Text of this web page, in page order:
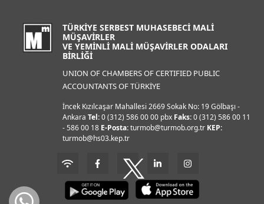
TÜRKİYE SERBEST MUHASEBECİ MALİ
MÜŞAVİRLER
VE YEMİNLİ MALİ MÜŞAVİRLER ODALARI
BİRLİĞİ
UNION OF CHAMBERS OF CERTIFIED PUBLIC
ACCOUNTANTS OF TÜRKİYE
İncek Kızılcaşar Mahallesi 2669 Sokak No: 19 Gölbaşı -
AnkaraTel:0 (312) 586 00 00 pbx Faks:0 (312) 586 00 11
- 586 00 18 E-Posta:turmob@turmob.org.tr KEP:
turmob@hs03.kep.tr